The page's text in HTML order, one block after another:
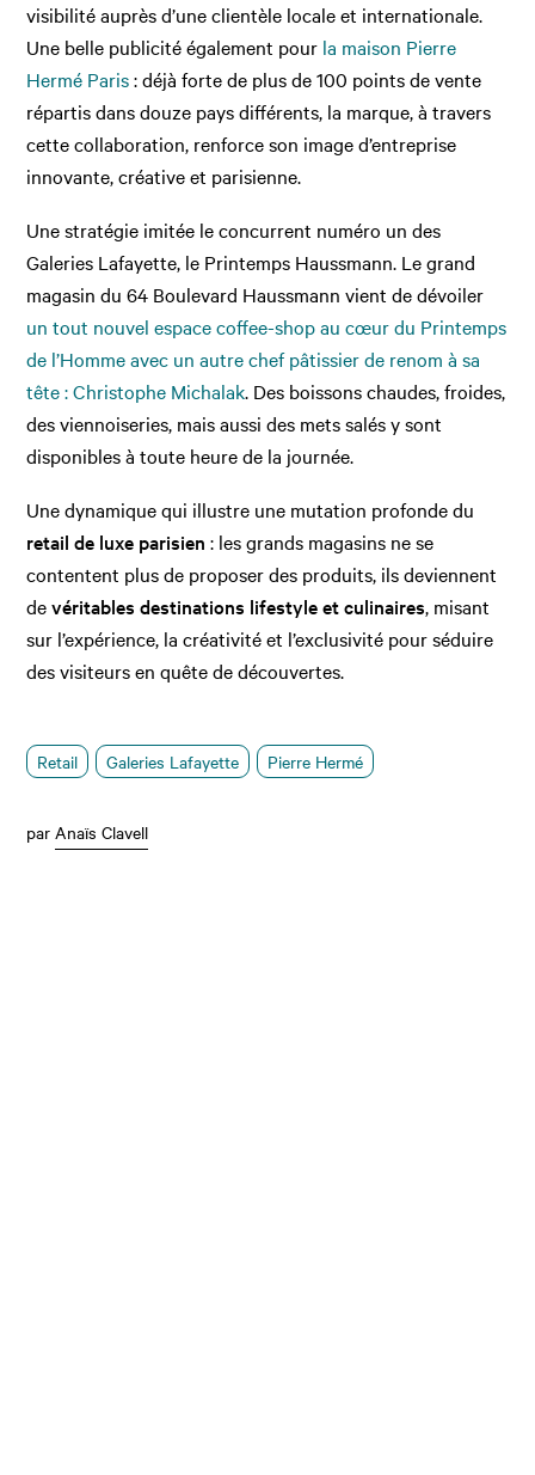
visibilité auprès d’une clientèle locale et internationale.
Une belle publicité également pour la maison Pierre
Hermé Paris: déjà forte de plus de 100 points de vente
répartis dans douze pays différents, la marque, à travers
cette collaboration, renforce son image d’entreprise
innovante, créative et parisienne.
Une stratégie imitée le concurrent numéro un des
Galeries Lafayette, le Printemps Haussmann. Le grand
magasin du 64 Boulevard Haussmann vient de dévoiler
un tout nouvel espace coffee-shop au cœur du Printemps
de l’Homme avec un autre chef pâtissier de renom à sa
tête : Christophe Michalak. Des boissons chaudes, froides,
des viennoiseries, mais aussi des mets salés y sont
disponibles à toute heure de la journée.
Une dynamique qui illustre une mutation profonde du
retail de luxe parisien : les grands magasins ne se
contentent plus de proposer des produits, ils deviennent
devéritables destinations lifestyle et culinaires, misant
sur l’expérience, la créativité et l’exclusivité pour séduire
des visiteurs en quête de découvertes.
Retail Galeries Lafayette Pierre Hermé
parAnaïs Clavell